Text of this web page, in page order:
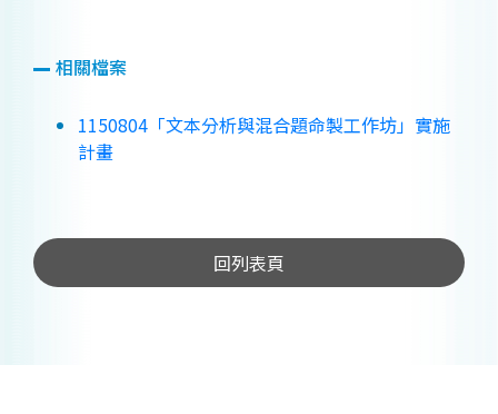
相關檔案
1150804「文本分析與混合題命製工作坊」實施
計畫
回列表頁